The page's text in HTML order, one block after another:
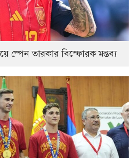
স্পেন তারকার বিস্ফোরক মন্তব্য